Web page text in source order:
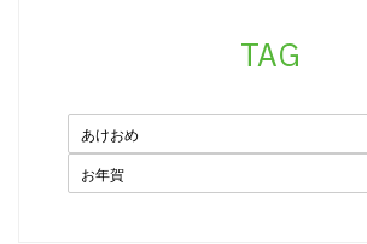
TAG
あけおめ
お年賀